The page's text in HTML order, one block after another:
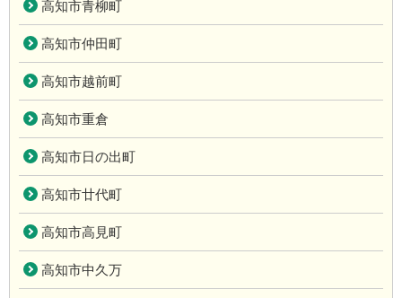
高知市青柳町
高知市仲田町
高知市越前町
高知市重倉
高知市日の出町
高知市廿代町
高知市高見町
高知市中久万